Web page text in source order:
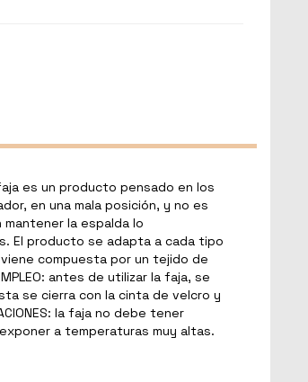
faja es un producto pensado en los
en una mala posición, y no es
la espalda lo
El producto se adapta a cada tipo
viene compuesta por un tejido de
antes de utilizar la faja, se
se cierra con la cinta de velcro y
la faja no debe tener
a temperaturas muy altas.